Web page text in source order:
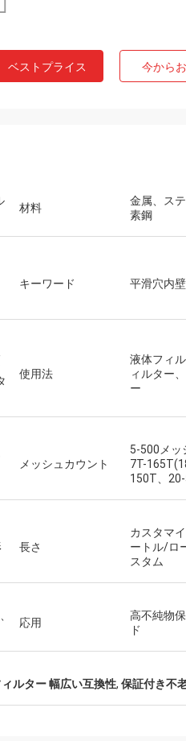
ベストプライス 今から
材料
金属、ス
素鋼
キーワード 平滑穴内
使用法
液体フィ
ィルター
ー
メッシュカウント
5-500メッ
7T-
150T、
長さ
カスタマ
ートル/ロ
スタム
応用
高不純物
ド
ルター 幅広い互換性, 保証付き不